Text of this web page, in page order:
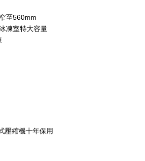
至560mm
凍室特大容量
壓縮機十年保用